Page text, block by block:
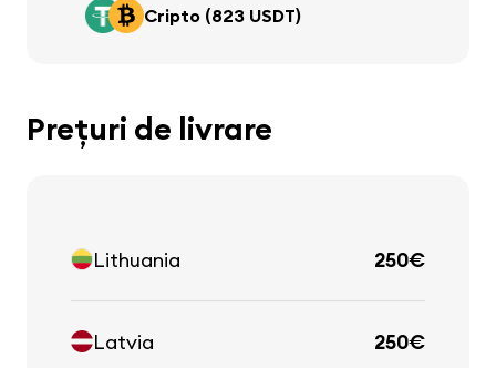
Cripto (823 USDT)
Prețuri de livrare
Lithuania 250€
Latvia 250€